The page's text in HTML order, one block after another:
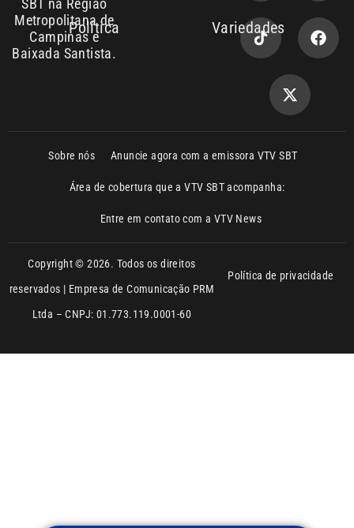
SBT na Região
Metropolitana de
Campinas e
Baixada Santista.
Política Variedades
Sobre nós Anuncie agora com a emissora VTV SBT
Área de cobertura que a VTV SBT acompanha:
Entre em contato com a VTV News
Copyright © 2026. Todos os direitos
reservados | Empresa de Comunicação PRM
Ltda – CNPJ: 01.773.119.0001-60
Política de privacidade